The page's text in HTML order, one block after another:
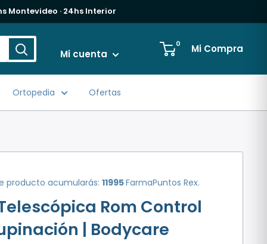
Montevideo · 24hs Interior
Mi cuenta
0 Mi Compra
Ortopedia Ofertas
producto acumularás:11995FarmaPuntos Rex.
Rom Control
| Bodycare